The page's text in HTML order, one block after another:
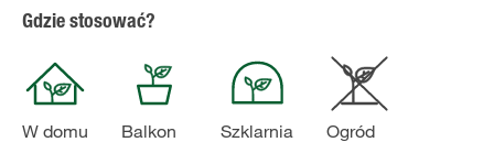
Gdzie stosować?
W domu Balkon Szklarnia Ogród